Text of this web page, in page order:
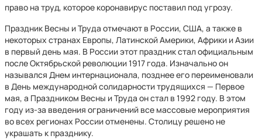
право на труд, которое коронавирус поставил под угрозу.
Праздник Весны и Труда отмечают в России, США, а также в
некоторых странах Европы, Латинской Америки, Африки и Азии
в первый день мая. В России этот праздник стал официальным
после Октябрьской революции 1917 года. Изначально он
назывался Днем интернационала, позднее его переименовали
в День международной солидарности трудящихся — Первое
мая, а Праздником Весны и Труда он стал в 1992 году. В этом
году из-за введения ограничений все массовые мероприятия
во всех регионах России отменены. Столицу решено не
украшать к празднику.